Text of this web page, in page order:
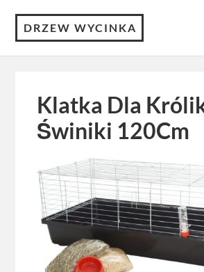
DRZEW WYCINKA
Klatka Dla
Świniki 120Cm